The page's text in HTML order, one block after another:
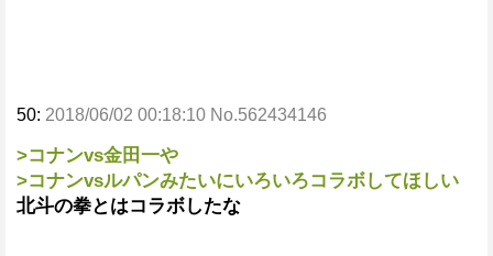
50: 2018/06/02 00:18:10 No.562434146
>コナンvs金田一や
>コナンvsルパンみたいにいろいろコラボしてほしい
北斗の拳とはコラボしたな